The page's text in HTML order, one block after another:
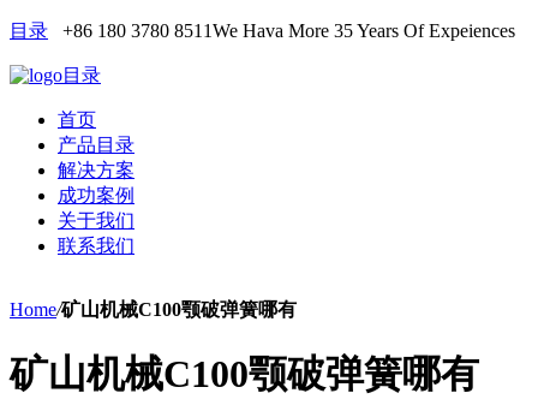
目录 +86 180 3780 8511We Hava More 35 Years Of Expeiences
目录
首页
产品目录
解决方案
成功案例
关于我们
联系我们
Home/矿山机械C100颚破弹簧哪有
矿山机械C100颚破弹簧哪有